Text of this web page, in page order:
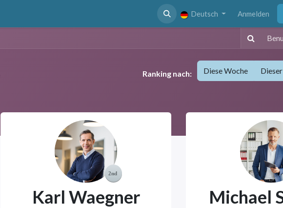
Deutsch Anmelden
Ranking nach: Diese Woche
Karl Waegner Michael